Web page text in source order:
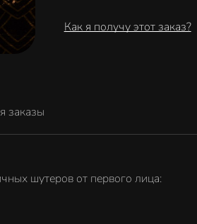
Как я получу этот заказ?
заказы
шутеров от первого лица: